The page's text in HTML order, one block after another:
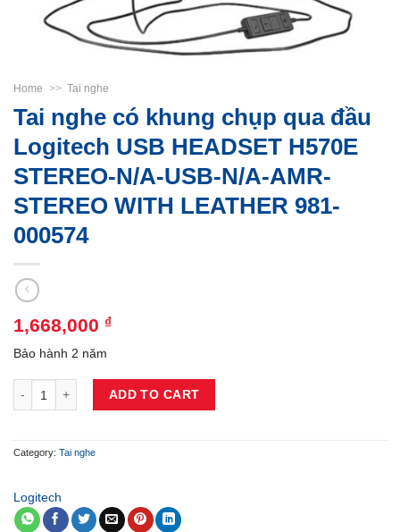
Home >> Tai nghe
Tai nghe có khung chụp qua đầu
Logitech USB HEADSET H570E
STEREO-N/A-USB-N/A-AMR-
STEREO WITH LEATHER 981-
000574
1,668,000 ₫
Bảo hành 2 năm
Tai nghe có khung chụp qua đầu Logitech USB HEADSET H570E
ADD TO CART
Category: Tai nghe
Logitech